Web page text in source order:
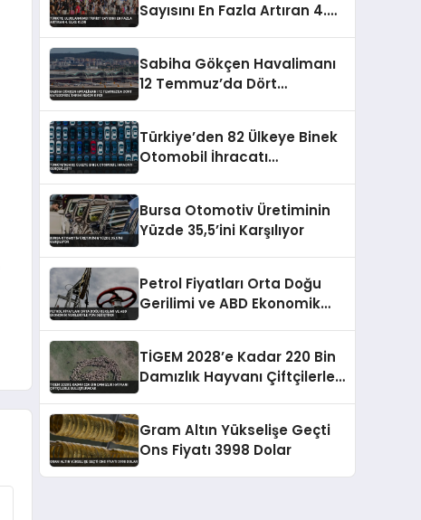
Sayısını En Fazla Artıran 4.
Sabiha Gökçen Havalimanı
12 Temmuz’da Dört
Türkiye’den 82 Ülkeye Binek
Otomobil İhracatı
Bursa Otomotiv Üretiminin
Yüzde 35,5’ini Karşılıyor
Petrol Fiyatları Orta Doğu
Gerilimi ve ABD Ekonomik
TİGEM 2028’e Kadar 220 Bin
Damızlık Hayvanı Çiftçilerle
Gram Altın Yükselişe Geçti
Ons Fiyatı 3998 Dolar